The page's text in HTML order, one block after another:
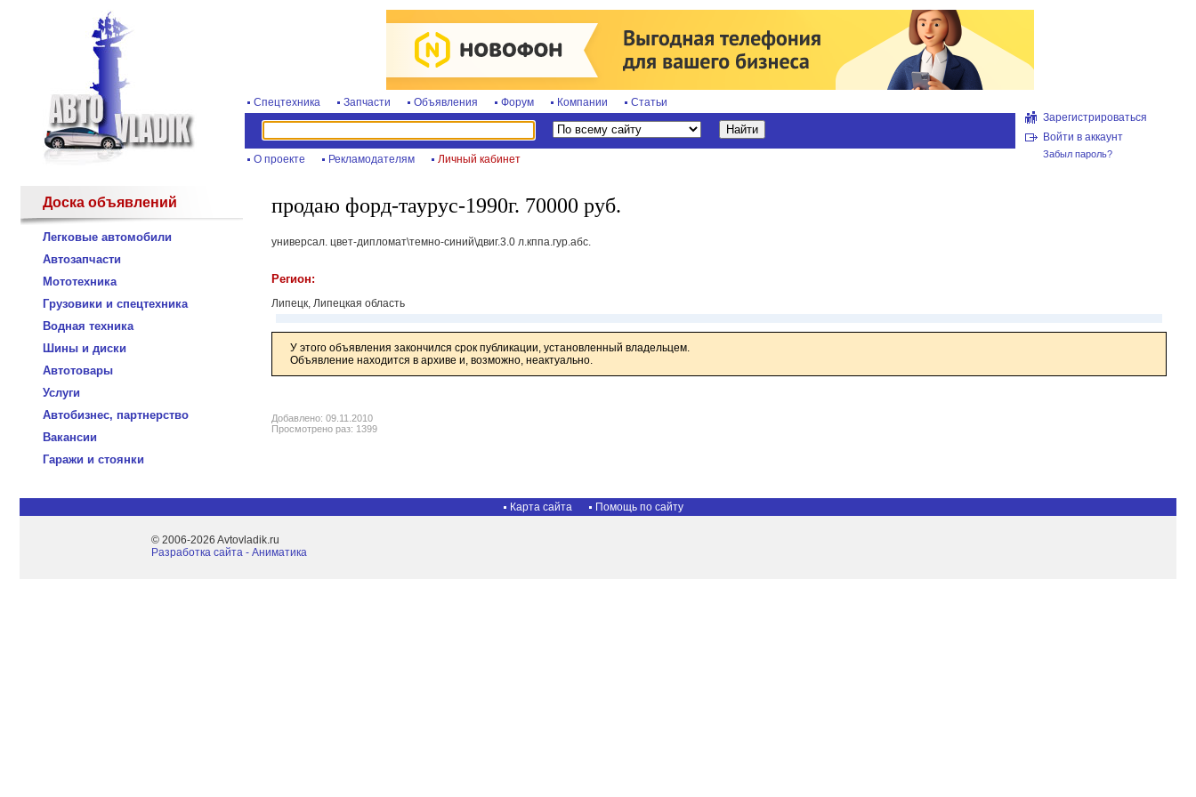
Спецтехника Запчасти Объявления Форум Компании Статьи
О проекте Рекламодателям Личный кабинет
Зарегистрироваться
Войти в аккаунт
Забыл пароль?
Доска объявлений
Легковые автомобили
Автозапчасти
Мототехника
Грузовики и спецтехника
Водная техника
Шины и диски
Автотовары
Услуги
Автобизнес, партнерство
Вакансии
Гаражи и стоянки
продаю форд-таурус-1990г. 70000 руб.
универсал. цвет-дипломат\темно-синий\двиг.3.0 л.кппа.гур.абс.
Регион:
Липецк, Липецкая область
У этого объявления закончился срок публикации, установленный владельцем.
Объявление находится в архиве и, возможно, неактуально.
Добавлено: 09.11.2010
Просмотрено раз: 1399
Карта сайта Помощь по сайту
© 2006-2026 Avtovladik.ru
Разработка сайта - Aниматика